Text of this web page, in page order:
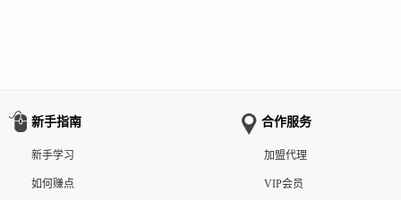
新手指南
新手学习
如何赚点
合作服务
加盟代理
VIP会员